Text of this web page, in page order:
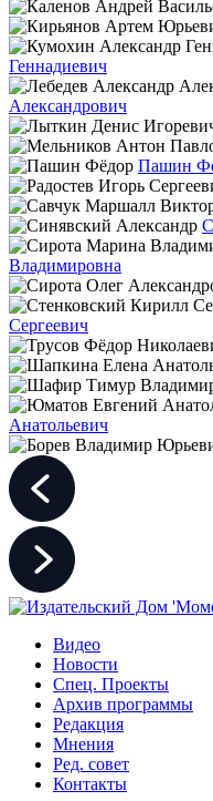
Геннадиевич
Александрович
Пашин
Владимировна
Сергеевич
Анатольевич
Видео
Новости
Спец. Проекты
Архив программы
Редакция
Мнения
Ред. совет
Контакты